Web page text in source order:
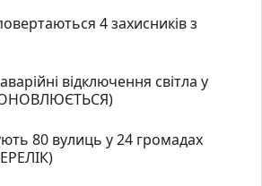
4 захисників з
відключення світла у
80 вулиць у 24 громадах